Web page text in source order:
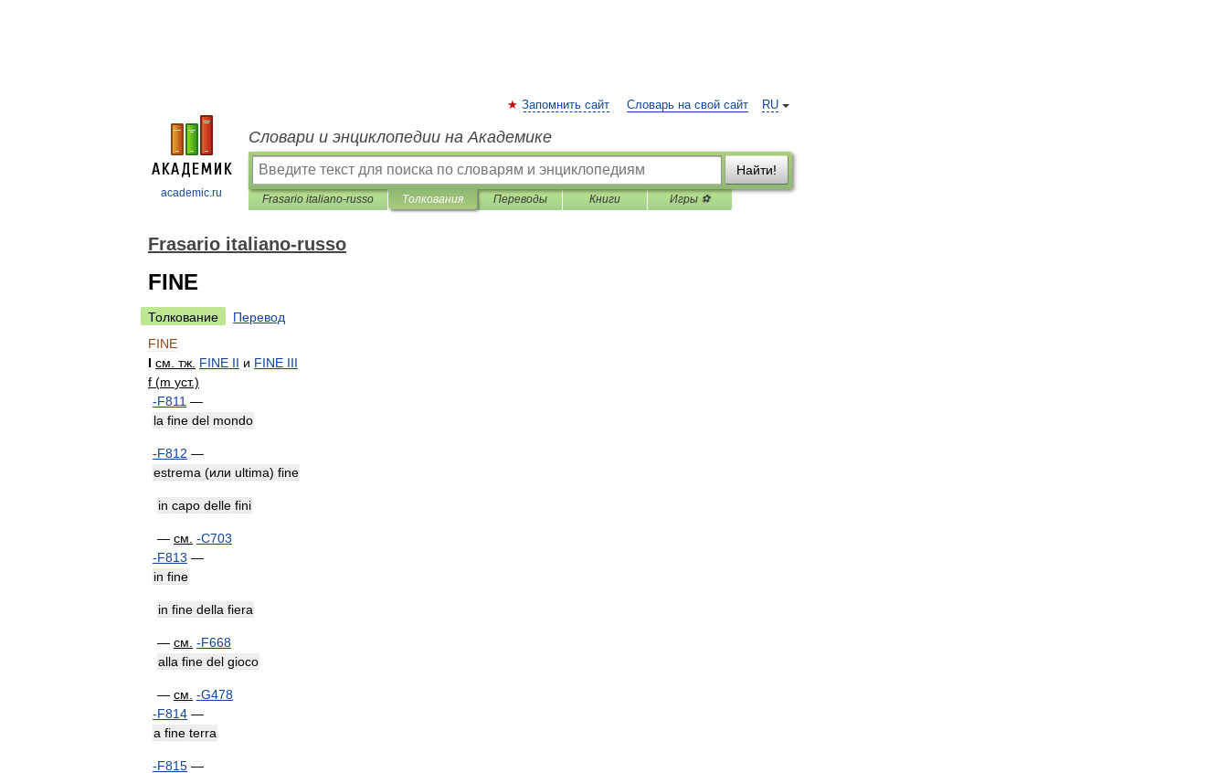
academic.ru
RU
Запомнить сайт Словарь на свой сайт
Словари и энциклопедии на Академике
Найти!
Frasario italiano-russo Толкования Переводы Книги Игры ⚽
Frasario italiano-russo
FINE
Толкование
Перевод
FINE
I см тж FINE II и FINE III
f (m уст.)
-F811 —
la fine del mondo
-F812 —
estrema (или ultima) fine
in capo delle fini
— см -C703
-F813 —
in fine
in fine della fiera
— см -F668
alla fine del gioco
— см -G478
-F814 —
a fine terra
-F815 —